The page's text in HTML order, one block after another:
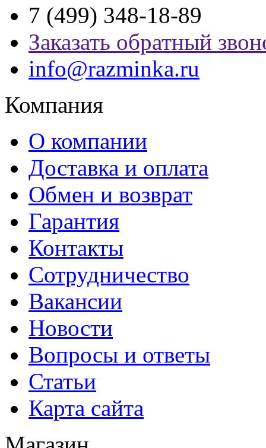
7 (499) 348-18-89
Заказать обратный
info@razminka.ru
Компания
О компании
Доставка и оплата
Обмен и возврат
Гарантия
Контакты
Сотрудничество
Вакансии
Новости
Вопросы и ответы
Статьи
Карта сайта